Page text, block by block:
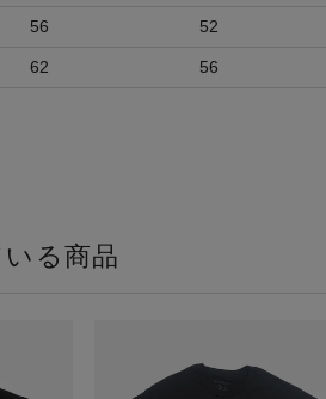
56 52
62 56
る商品